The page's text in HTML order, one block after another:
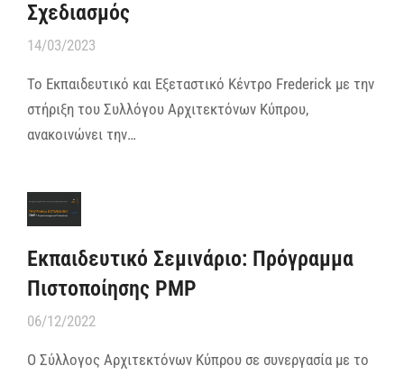
Σχεδιασμός
14/03/2023
To Εκπαιδευτικό και Εξεταστικό Κέντρο Frederick με την
στήριξη του Συλλόγου Αρχιτεκτόνων Κύπρου,
ανακοινώνει την…
Εκπαιδευτικό Σεμινάριο: Πρόγραμμα
Πιστοποίησης PMP
06/12/2022
Ο Σύλλογος Αρχιτεκτόνων Κύπρου σε συνεργασία με το